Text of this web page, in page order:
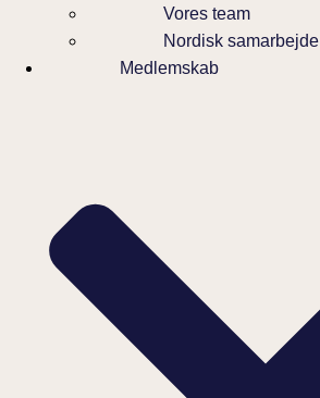
Vores team
Nordisk samarbejde
Medlemskab